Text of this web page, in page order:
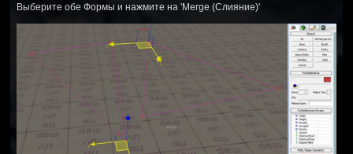
Выберите обе Формы и нажмите на 'Merge (Слияние)'